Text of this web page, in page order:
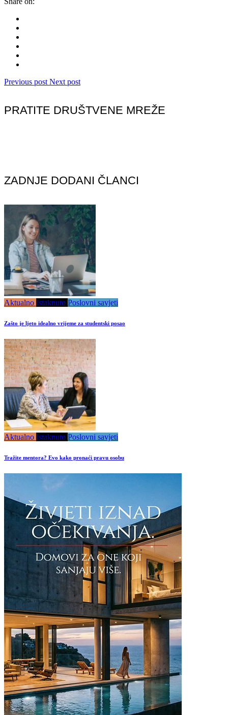
Previous post Next post
PRATITE DRUŠTVENE MREŽE
ZADNJE DODANI ČLANCI
Aktualno Istaknuto Poslovni savjeti
Zašto je ljeto idealno vrijeme za studentski posao
Aktualno Istaknuto Poslovni savjeti
Tražite mentora? Evo kako pronaći pravu osobu